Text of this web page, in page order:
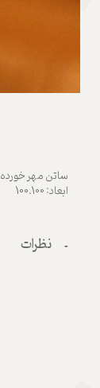
ساتن مهر خورده
ابعاد: 100.100
نظرات